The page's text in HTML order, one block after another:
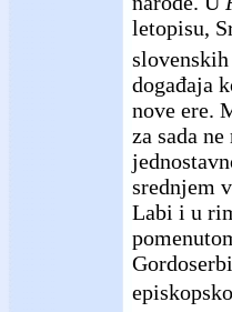
letopisu,
slovenskih
događaja
nove ere.
za sada
srednjem
Labi i u